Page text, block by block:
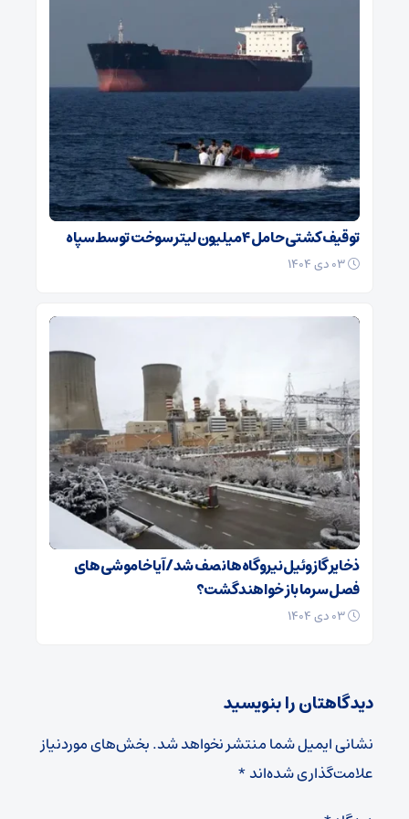
توقیف کشتی حامل ۴ میلیون لیتر سوخت توسط سپاه
ذخایر گازوئیل نیروگاه‌ها نصف شد/ آیا خاموشی های
فصل سرما باز خواهند گشت؟
دیدگاهتان را بنویسید
نشانی ایمیل شما منتشر نخواهد شد.بخش‌های موردنیاز
علامت‌گذاری شده‌اند*